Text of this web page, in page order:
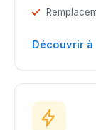
Découvrir à